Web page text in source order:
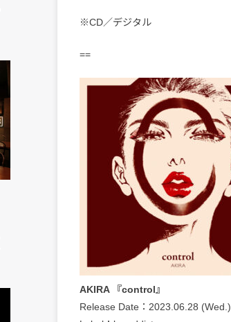
※CD／デジタル
==
AKIRA 『control』
Release Date：2023.06.28 (Wed.)